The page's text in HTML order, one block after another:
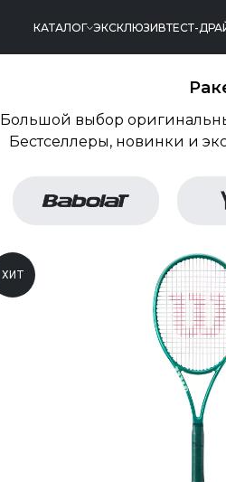
КАТАЛОГ ЭКСКЛЮЗИВТЕСТ-
Большой выбор
Бестселлеры, новинки и
ХИТ